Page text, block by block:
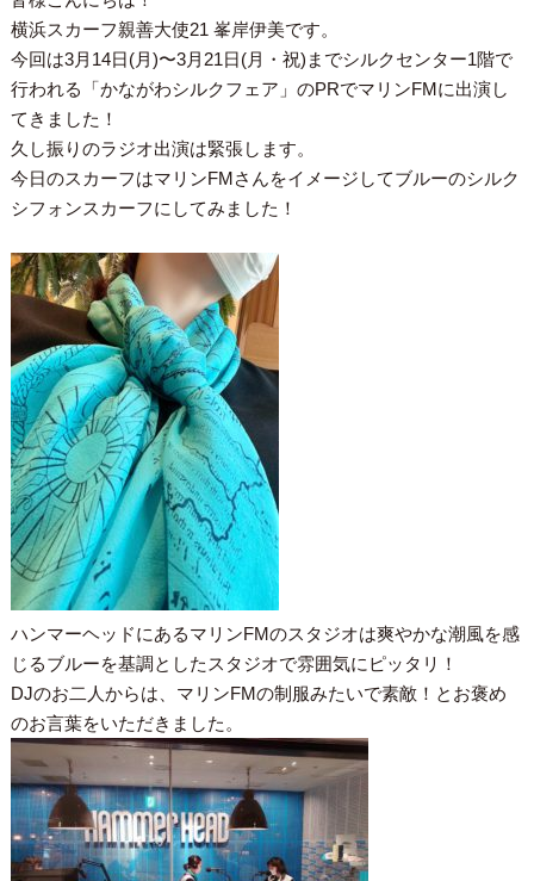
横浜スカーフ親善大使21 峯岸伊美です。
今回は3月14日(月)〜3月21日(月・祝)までシルクセンター1階で
行われる「かながわシルクフェア」のPRでマリンFMに出演し
てきました！
久し振りのラジオ出演は緊張します。
今日のスカーフはマリンFMさんをイメージしてブルーのシルク
シフォンスカーフにしてみました！
ハンマーヘッドにあるマリンFMのスタジオは爽やかな潮風を感
じるブルーを基調としたスタジオで雰囲気にピッタリ！
DJのお二人からは、マリンFMの制服みたいで素敵！とお褒め
のお言葉をいただきました。